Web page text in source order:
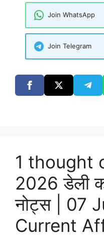
Join WhatsApp
Join Telegram
1 thought
2026 डेली
नोट्स | 07
Current